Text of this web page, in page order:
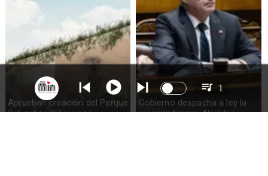
Aprueban creación del Parque
Sebastián Piñera con
Gobierno despacha a ley la
megarreforma: Alcaldes
1